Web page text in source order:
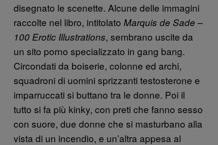
disegnato le scenette. Alcune delle immagini
raccolte nel libro, intitolato Marquis de Sade –
100 Erotic Illustrations, sembrano uscite da
un sito porno specializzato in gang bang.
Circondati da boiserie, colonne ed archi,
squadroni di uomini sprizzanti testosterone e
imparruccati si buttano tra le donne. Poi il
tutto si fa più kinky, con preti che fanno sesso
con suore, due donne che si masturbano alla
vista di un incendio, e un’altra appesa al